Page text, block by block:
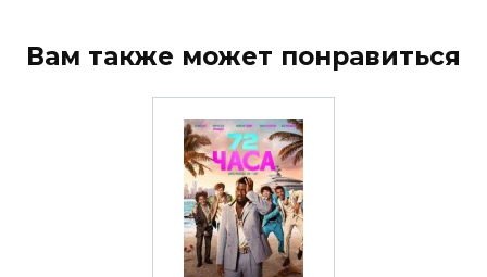
Вам также может понравиться